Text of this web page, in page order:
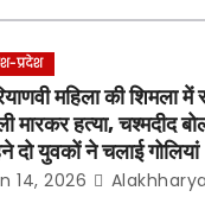
प्रदेश
महिला की शिमला
मारकर हत्या, चश्मदीद
दो युवकों ने चलाई गोलियां
14, 2026